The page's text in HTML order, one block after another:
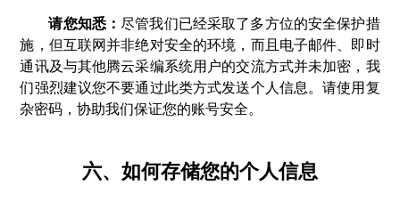
请您知悉：尽管我们已经采取了多方位的安全保护措
施，但互联网并非绝对安全的环境，而且电子邮件、即时
通讯及与其他腾云采编系统用户的交流方式并未加密，我
们强烈建议您不要通过此类方式发送个人信息。请使用复
杂密码，协助我们保证您的账号安全。
六、如何存储您的个人信息